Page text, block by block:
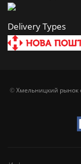
Delivery Types
©Хмельницкий рынок